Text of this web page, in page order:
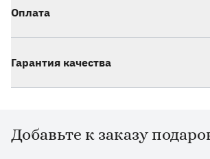
Оплата
Гарантия качества
Дополнительные товары
Добавьте к заказу